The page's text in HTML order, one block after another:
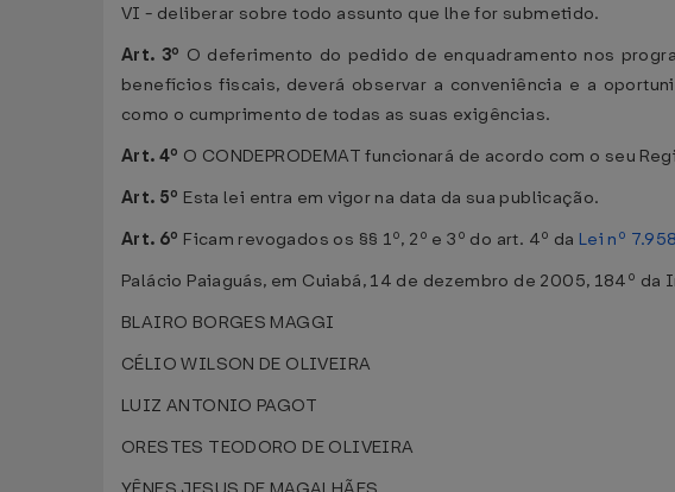
VI - deliberar sobre todo assunto que lhe for submetido.
Art. 3º O deferimento do pedido de enquadramento nos
benefícios fiscais, deverá observar a conveniência e a
como o cumprimento de todas as suas exigências.
Art. 4º O CONDEPRODEMAT funcionará de acordo com o seu
Art. 5º Esta lei entra em vigor na data da sua publicação.
Art. 6º Ficam revogados os §§ 1º, 2º e 3º do art. 4º da Lei nº
Palácio Paiaguás, em Cuiabá, 14 de dezembro de 2005, 184º da
BLAIRO BORGES MAGGI
CÉLIO WILSON DE OLIVEIRA
LUIZ ANTONIO PAGOT
ORESTES TEODORO DE OLIVEIRA